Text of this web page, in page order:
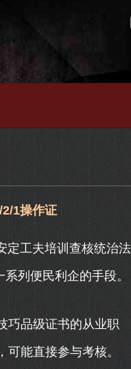
1操作证
工夫培训查核统治法
列便民利企的手段。
品级证书的从业职
能直接参与考核。